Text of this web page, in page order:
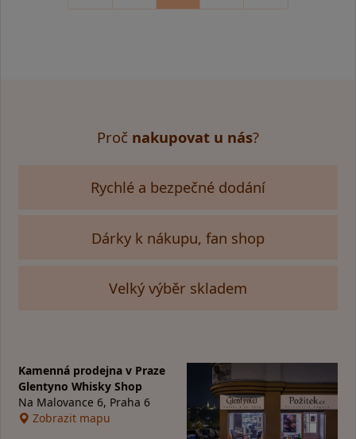
Proč nakupovat u nás?
Rychlé a bezpečné dodání
Dárky k nákupu, fan shop
Velký výběr skladem
Kamenná prodejna v Praze
Glentyno Whisky Shop
Na Malovance 6, Praha 6
Zobrazit mapu